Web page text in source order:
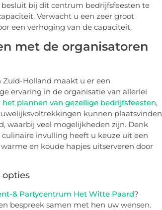
bij dit centrum bedrijfsfeesten te
Verwacht u een zeer groot
een verhoging van de capaciteit.
met de organisatoren
Holland maakt u er een
ervaring in de organisatie van allerlei
het plannen van gezellige bedrijfsfeesten,
kunnen plaatsvinden
waarbij veel mogelijkheden zijn. Denk
invulling heeft u keuze uit een
en koude hapjes uitserveren door
opties
& Partycentrum Het Witte Paard?
bespreek samen met hen uw wensen.